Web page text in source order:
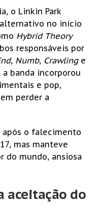
o Linkin Park
no início
Hybrid Theory
responsáveis por
, Numb, Crawlinge
a banda incorporou
e pop,
perder a
após o falecimento
mas manteve
do mundo, ansiosa
aceitação do